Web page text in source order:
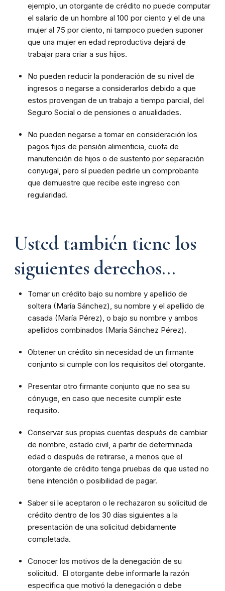
ejemplo, un otorgante de crédito no puede computar
el salario de un hombre al 100 por ciento y el de una
mujer al 75 por ciento, ni tampoco pueden suponer
que una mujer en edad reproductiva dejará de
trabajar para criar a sus hijos.
No pueden reducir la ponderación de su nivel de
ingresos o negarse a considerarlos debido a que
estos provengan de un trabajo a tiempo parcial, del
Seguro Social o de pensiones o anualidades.
No pueden negarse a tomar en consideración los
pagos fijos de pensión alimenticia, cuota de
manutención de hijos o de sustento por separación
conyugal, pero sí pueden pedirle un comprobante
que demuestre que recibe este ingreso con
regularidad.
Usted también tiene los
siguientes derechos...
Tomar un crédito bajo su nombre y apellido de
soltera (María Sánchez), su nombre y el apellido de
casada (María Pérez), o bajo su nombre y ambos
apellidos combinados (María Sánchez Pérez).
Obtener un crédito sin necesidad de un firmante
conjunto si cumple con los requisitos del otorgante.
Presentar otro firmante conjunto que no sea su
cónyuge, en caso que necesite cumplir este
requisito.
Conservar sus propias cuentas después de cambiar
de nombre, estado civil, a partir de determinada
edad o después de retirarse, a menos que el
otorgante de crédito tenga pruebas de que usted no
tiene intención o posibilidad de pagar.
Saber si le aceptaron o le rechazaron su solicitud de
crédito dentro de los 30 días siguientes a la
presentación de una solicitud debidamente
completada.
Conocer los motivos de la denegación de su
solicitud. El otorgante debe informarle la razón
específica que motivó la denegación o debe